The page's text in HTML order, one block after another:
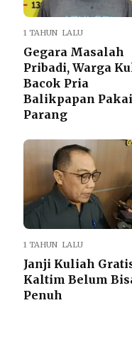
1 TAHUN LALU
Gegara Masalah
Pribadi, Warga
Bacok Pria
Balikpapan Pakai
Parang
1 TAHUN LALU
Janji Kuliah
Kaltim Belum
Penuh